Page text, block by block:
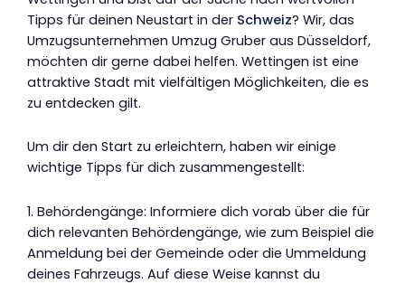
Tipps für deinen Neustart in der Schweiz? Wir, das
Umzugsunternehmen Umzug Gruber aus Düsseldorf,
möchten dir gerne dabei helfen. Wettingen ist eine
attraktive Stadt mit vielfältigen Möglichkeiten, die es
zu entdecken gilt.
Um dir den Start zu erleichtern, haben wir einige
wichtige Tipps für dich zusammengestellt:
1. Behördengänge: Informiere dich vorab über die für
dich relevanten Behördengänge, wie zum Beispiel die
Anmeldung bei der Gemeinde oder die Ummeldung
deines Fahrzeugs. Auf diese Weise kannst du